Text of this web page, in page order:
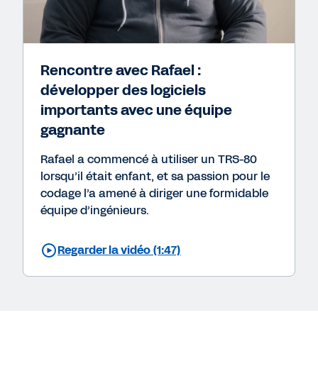
Rencontre avec Rafael :
développer des logiciels
importants avec une équipe
gagnante
Rafael a commencé à utiliser un TRS-80
lorsqu’il était enfant, et sa passion pour le
codage l’a amené à diriger une formidable
équipe d’ingénieurs.
Regarder la vidéo (1:47)